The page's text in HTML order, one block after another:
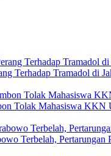
Terhadap Tramadol di
Tolak Mahasiswa KKN
Terbelah,